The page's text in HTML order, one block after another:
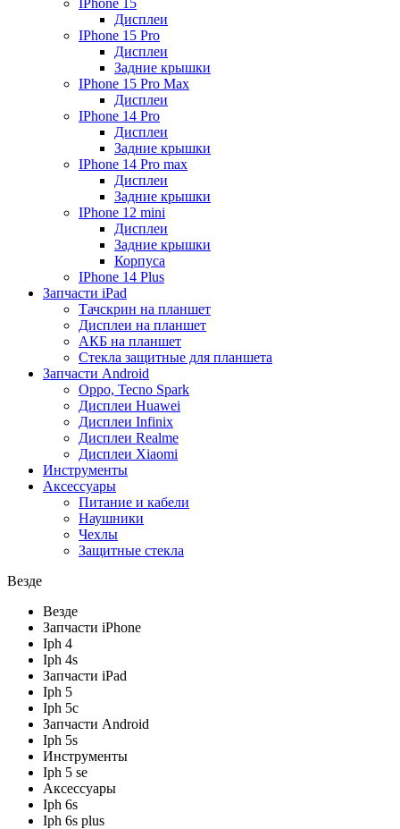
IPhone 15
Дисплеи
IPhone 15 Pro
Дисплеи
Задние крышки
IPhone 15 Pro Max
Дисплеи
IPhone 14 Pro
Дисплеи
Задние крышки
IPhone 14 Pro max
Дисплеи
Задние крышки
IPhone 12 mini
Дисплеи
Задние крышки
Корпуса
IPhone 14 Plus
Запчасти iPad
Тачскрин на планшет
Дисплеи на планшет
АКБ на планшет
Стекла защитные для планшета
Запчасти Android
Oppo, Tecno Spark
Дисплеи Huawei
Дисплеи Infinix
Дисплеи Realme
Дисплеи Xiaomi
Инструменты
Аксессуары
Питание и кабели
Наушники
Чехлы
Защитные стекла
Везде
Везде
Запчасти iPhone
Iph 4
Iph 4s
Запчасти iPad
Iph 5
Iph 5c
Запчасти Android
Iph 5s
Инструменты
Iph 5 se
Аксессуары
Iph 6s
Iph 6s plus